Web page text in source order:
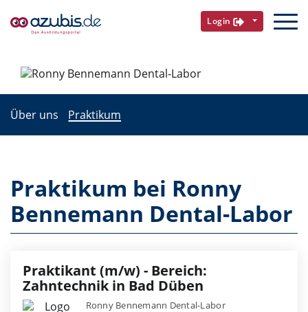
Login
Über uns Praktikum
Praktikum bei Ronny
Bennemann Dental-Labor
Praktikant (m/w) - Bereich:
Zahntechnik in Bad Düben
Ronny Bennemann Dental-Labor